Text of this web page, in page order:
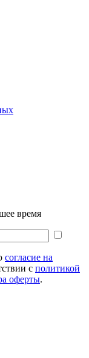
время
согласие на
с политикой
оферты.